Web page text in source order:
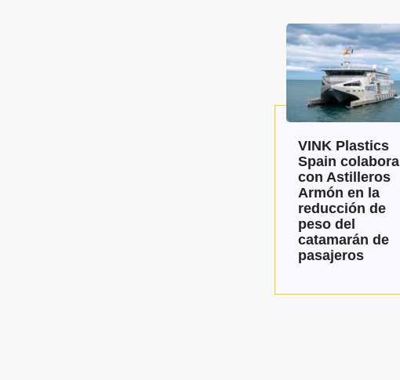
VINK Plastics
Spain colabora
con Astilleros
Armón en la
reducción de
peso del
catamarán de
pasajeros